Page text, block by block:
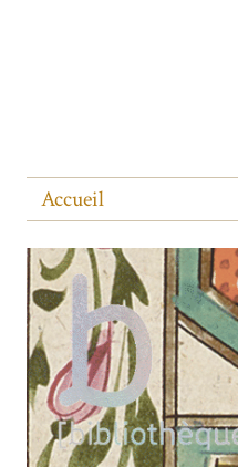
Accueil